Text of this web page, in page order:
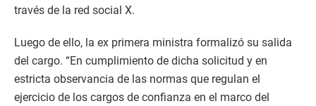
través de la red social X.
Luego de ello, la ex primera ministra formalizó su salida
del cargo. “En cumplimiento de dicha solicitud y en
estricta observancia de las normas que regulan el
ejercicio de los cargos de confianza en el marco del